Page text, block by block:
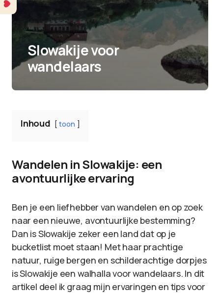
Slowakije voor
wandelaars
Inhoud toon
Wandelen in Slowakije: een
avontuurlijke ervaring
Ben je een liefhebber van wandelen en op zoek
naar een nieuwe, avontuurlijke bestemming?
Dan is Slowakije zeker een land dat op je
bucketlist moet staan! Met haar prachtige
natuur, ruige bergen en schilderachtige dorpjes
is Slowakije een walhalla voor wandelaars. In dit
artikel deel ik graag mijn ervaringen en tips voor